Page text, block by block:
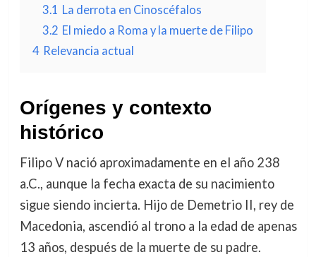
3.1 La derrota en Cinoscéfalos
3.2 El miedo a Roma y la muerte de Filipo
4 Relevancia actual
Orígenes y contexto
histórico
Filipo V nació aproximadamente en el año 238
a.C., aunque la fecha exacta de su nacimiento
sigue siendo incierta. Hijo de Demetrio II, rey de
Macedonia, ascendió al trono a la edad de apenas
13 años, después de la muerte de su padre.